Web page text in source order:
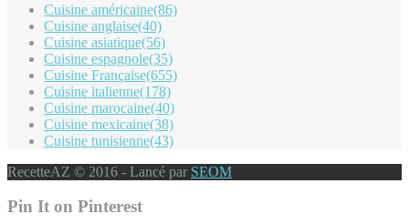
Cuisine américaine(86)
Cuisine anglaise(40)
Cuisine asiatique(56)
Cuisine espagnole(35)
Cuisine Française(655)
Cuisine italienne(178)
Cuisine marocaine(40)
Cuisine mexicaine(38)
Cuisine tunisienne(43)
RecetteAZ © 2016 - Lancé par SEOM
Pin It on Pinterest